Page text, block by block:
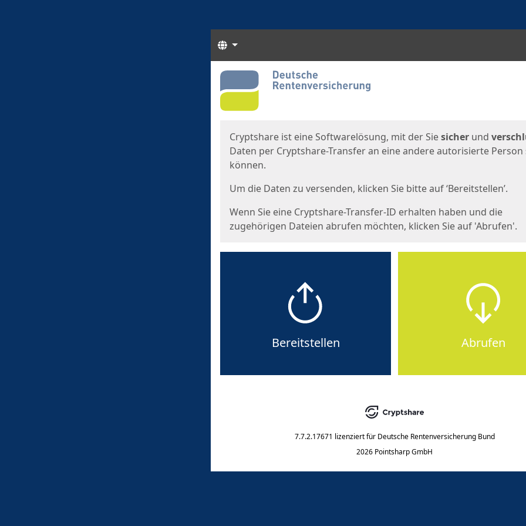
Sprachen
Start
Cryptshare ist eine Softwarelösung, mit der Siesicher und
Daten per Cryptshare-Transfer an eine andere autorisierte Person
können.
Um die Daten zu versenden, klicken Sie bitte auf ‘Bereitstellen’.
Wenn Sie eine Cryptshare-Transfer-ID erhalten haben und die
zugehörigen Dateien abrufen möchten, klicken Sie auf 'Abrufen'.
Bereitstellen Abrufen
7.7.2.17671 lizenziert für Deutsche Rentenversicherung Bund
2026 Pointsharp GmbH